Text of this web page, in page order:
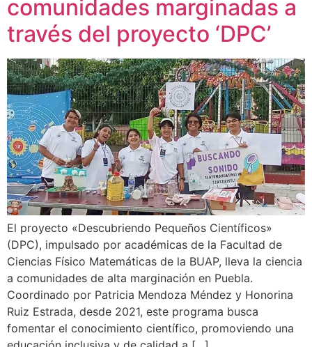
comunidades marginadas a
través del proyecto ‘DPC’
El proyecto «Descubriendo Pequeños Científicos»
(DPC), impulsado por académicas de la Facultad de
Ciencias Físico Matemáticas de la BUAP, lleva la ciencia
a comunidades de alta marginación en Puebla.
Coordinado por Patricia Mendoza Méndez y Honorina
Ruiz Estrada, desde 2021, este programa busca
fomentar el conocimiento científico, promoviendo una